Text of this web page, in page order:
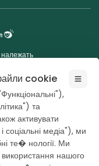
належать
cookie
та
активувати
соціальні медіа"), ми
те� нології. Ми
нашого